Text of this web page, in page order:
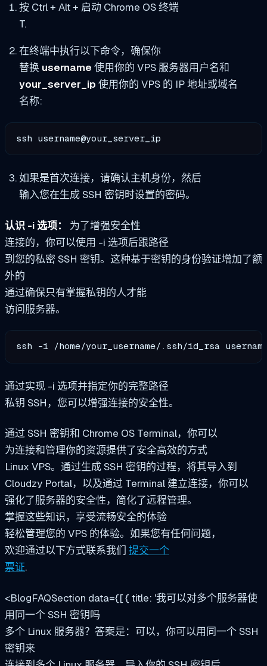
按 Ctrl + Alt + 启动 Chrome OS 终端
T.
在终端中执行以下命令，确保你
替换 username 使用你的 VPS 服务器用户名和
your_server_ip 使用你的 VPS 的 IP 地址或域名
名称:
ssh username@your_server_ip
如果是首次连接，请确认主机身份，然后
输入您在生成 SSH 密钥时设置的密码。
认识 -i 选项：
为了增强安全性
连接的，你可以使用 -i 选项后跟路径
到您的私密 SSH 密钥。这种基于密钥的身份验证增加了额
外的
通过确保只有掌握私钥的人才能
访问服务器。
ssh -i /home/your_username/.ssh/id_rsa
通过实现 -i 选项并指定你的完整路径
私钥 SSH，您可以增强连接的安全性。
通过 SSH 密钥和 Chrome OS Terminal，你可以
为连接和管理你的资源提供了安全高效的方式
Linux VPS。通过生成 SSH 密钥的过程，将其导入到
Cloudzy Portal，以及通过 Terminal 建立连接，你可以
强化了服务器的安全性，简化了远程管理。
掌握这些知识，享受流畅安全的体验
轻松管理您的 VPS 的体验。如果您有任何问题，
欢迎通过以下方式联系我们 提交一个
票证.
<BlogFAQSection data={[ { title: '我可以对多个服务器使
用同一个 SSH 密钥吗
多个 Linux 服务器？答案是：可以，你可以用同一个 SSH
密钥来